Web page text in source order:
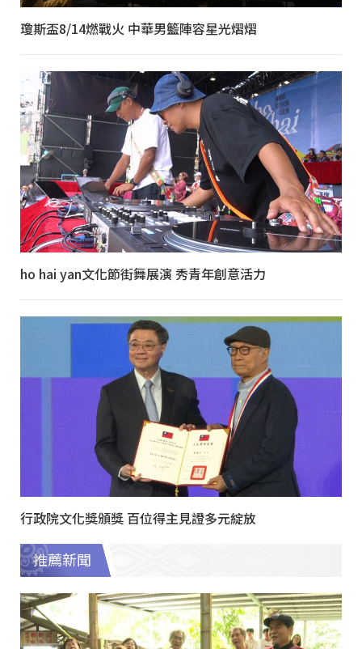
瓊斯盃8/14燃戰火 中華男籃陣容星光熠熠
ho hai yan文化節街舞展演 秀青年創意活力
行政院文化獎頒獎 百位得主見證多元綻放
推薦新聞